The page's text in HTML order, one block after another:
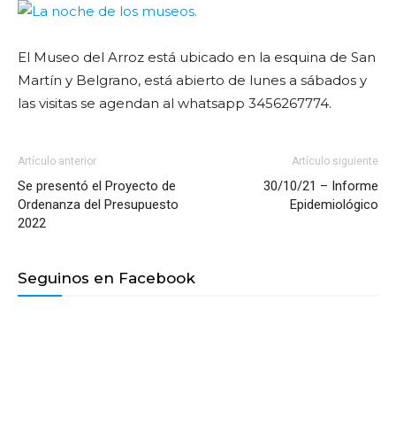
El Museo del Arroz está ubicado en la esquina de San
Martín y Belgrano, está abierto de lunes a sábados y
las visitas se agendan al whatsapp 3456267774.
Artículo anterior
Se presentó el Proyecto de
Ordenanza del Presupuesto
2022
Artículo siguiente
30/10/21 – Informe
Epidemiológico
Seguinos en Facebook